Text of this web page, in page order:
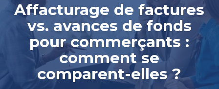
Affacturage de factures
vs. avances de fonds
pour commerçants :
comment se
comparent-elles ?